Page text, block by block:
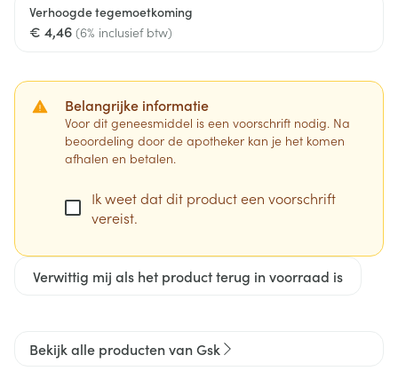
Verhoogde tegemoetkoming
€ 4,46 (6% inclusief btw)
Belangrijke informatie
Voor dit geneesmiddel is een voorschrift nodig. Na
beoordeling door de apotheker kan je het komen
afhalen en betalen.
Ik weet dat dit product een voorschrift
vereist.
Verwittig mij als het product terug in voorraad is
Bekijk alle producten van Gsk